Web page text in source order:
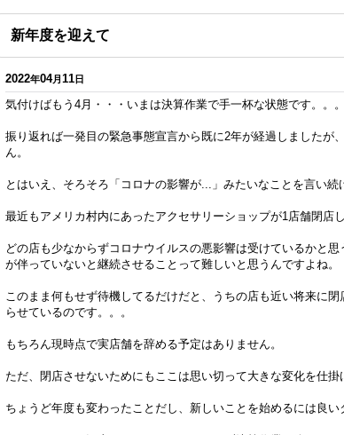
新年度を迎えて
2022年04月 11 日
気付けばもう4月・・・いまは決算作業で手一杯な状態です。。。
振り返れば一発目の緊急事態宣言から既に2年が経過しましたが
ん。
とはいえ、そろそろ「コロナの影響が...」みたいなことを言い続
最近もアメリカ村内にあったアクセサリーショップが1店舗閉店
どの店も少なからずコロナウイルスの悪影響は受けているかと
が伴っていないと継続させることって難しいと思うんですよね。
このまま何もせず待機してるだけだと、うちの店も近い将来に
らせているのです。。。
もちろん現時点で実店舗を辞める予定はありません。
ただ、閉店させないためにもここは思い切って大きな変化を仕掛
ちょうど年度も変わったことだし、新しいことを始めるには良い